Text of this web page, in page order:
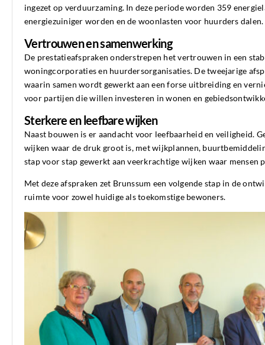
ingezet op verduurzaming. In deze periode worden 359
energiezuiniger worden en de woonlasten voor huurders dalen.
Vertrouwen en samenwerking
De prestatieafspraken onderstrepen het vertrouwen in een
woningcorporaties en huurdersorganisaties. De tweejarige
waarin samen wordt gewerkt aan een forse uitbreiding en
voor partijen die willen investeren in wonen en
Sterkere en leefbare wijken
Naast bouwen is er aandacht voor leefbaarheid en veiligheid.
wijken waar de druk groot is, met wijkplannen,
stap voor stap gewerkt aan veerkrachtige wijken waar mensen
Met deze afspraken zet Brunssum een volgende stap in de
ruimte voor zowel huidige als toekomstige bewoners.